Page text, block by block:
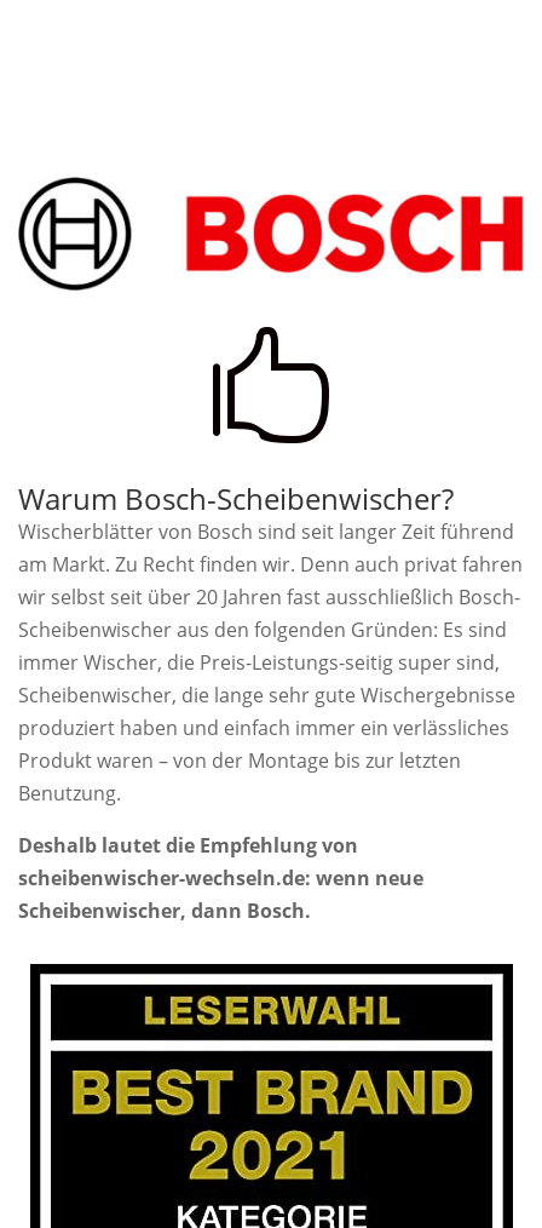

Warum Bosch-Scheibenwischer?
Wischerblätter von Bosch sind seit langer Zeit führend
am Markt. Zu Recht finden wir. Denn auch privat fahren
wir selbst seit über 20 Jahren fast ausschließlich Bosch-
Scheibenwischer aus den folgenden Gründen: Es sind
immer Wischer, die Preis-Leistungs-seitig super sind,
Scheibenwischer, die lange sehr gute Wischergebnisse
produziert haben und einfach immer ein verlässliches
Produkt waren – von der Montage bis zur letzten
Benutzung.
Deshalb lautet die Empfehlung von
scheibenwischer-wechseln.de: wenn neue
Scheibenwischer, dann Bosch.